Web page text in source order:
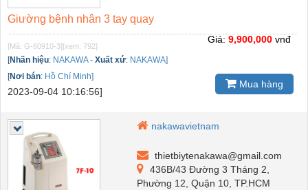
Giường bệnh nhân 3 tay quay
[Mã: G-60910-3] [xem: 792]
[Nhãn hiệu: NAKAWA- Xuất xứ: NAKAWA]
[Nơi bán: Hồ Chí Minh]
2023-09-04 10:16:56]
Giá: 9,900,000 vnđ
Mua hàng
nakawavietnam
thietbiytenakawa@gmail.com
436B/43 Đường 3 Tháng 2,
Phường 12, Quận 10, TP.HCM